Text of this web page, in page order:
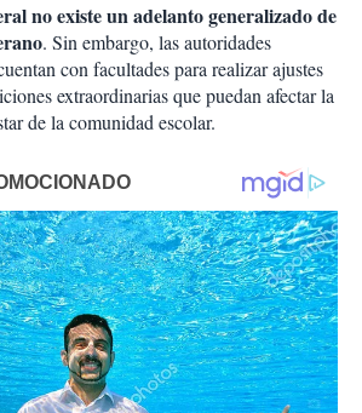
no existe un adelanto generalizado de
. Sin embargo, las autoridades
con facultades para realizar ajustes
extraordinarias que puedan afectar la
de la comunidad escolar.